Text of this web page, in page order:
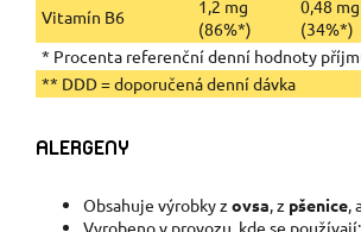
Vitamín B6
1,2 mg
(86%*)
0,48 mg
(34%*)
* Procenta referenční denní hodnoty
** DDD = doporučená denní dávka
ALERGENY
Obsahuje výrobky z ovsa, z pšenice,
Vyrobeno v provozu, kde se